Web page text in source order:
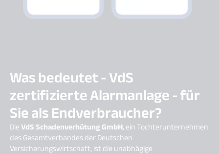
Was bedeutet - VdS
zertifizierte Alarmanlage - für
Sie als Endverbraucher?
DieVdS Schadenverhütung GmbH, ein Tochterunternehmen
des Gesamtverbandes der Deutschen
Versicherungswirtschaft, ist die unabhägige